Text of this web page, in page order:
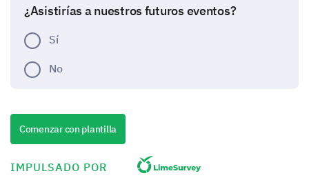
¿Asistirías a nuestros futuros eventos?
Sí
No
Por favor, escriba la justificación de su respuesta
aquí:
Comenzar con plantilla
IMPULSADO POR